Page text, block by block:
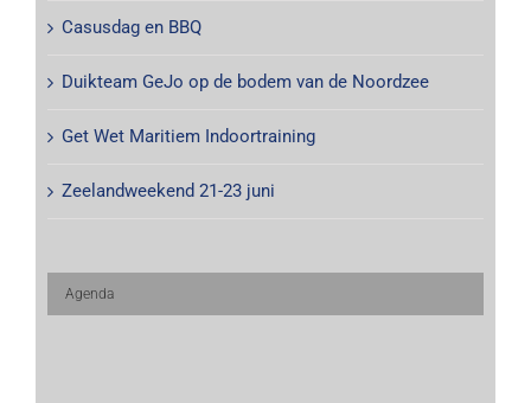
Casusdag en BBQ
Duikteam GeJo op de bodem van de Noordzee
Get Wet Maritiem Indoortraining
Zeelandweekend 21-23 juni
Agenda